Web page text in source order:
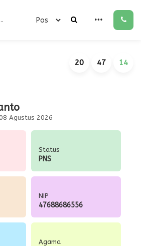
20 47 14
Agustus 2026
Status
PNS
NIP
47688686556
Agama